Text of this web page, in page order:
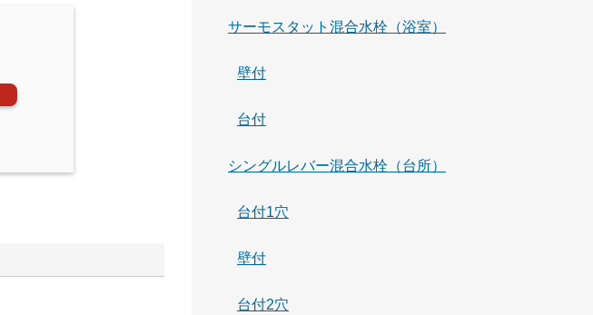
サーモスタット混合水栓（浴室）
壁付
台付
シングルレバー混合水栓（台所）
台付1穴
壁付
台付2穴